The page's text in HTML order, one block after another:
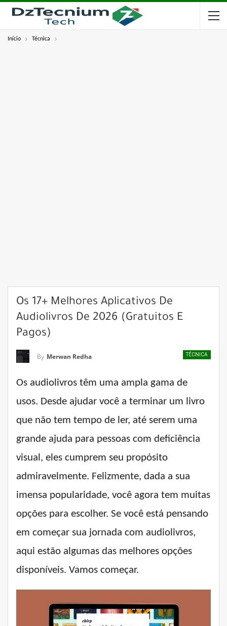
Início Técnica
Os 17+ Melhores Aplicativos De
Audiolivros De 2026 (gratuitos E
Pagos)
TÉCNICA
By Merwan Redha
Os audiolivros têm uma ampla gama de
usos. Desde ajudar você a terminar um livro
que não tem tempo de ler, até serem uma
grande ajuda para pessoas com deficiência
visual, eles cumprem seu propósito
admiravelmente. Felizmente, dada a sua
imensa popularidade, você agora tem muitas
opções para escolher. Se você está pensando
em começar sua jornada com audiolivros,
aqui estão algumas das melhores opções
disponíveis. Vamos começar.